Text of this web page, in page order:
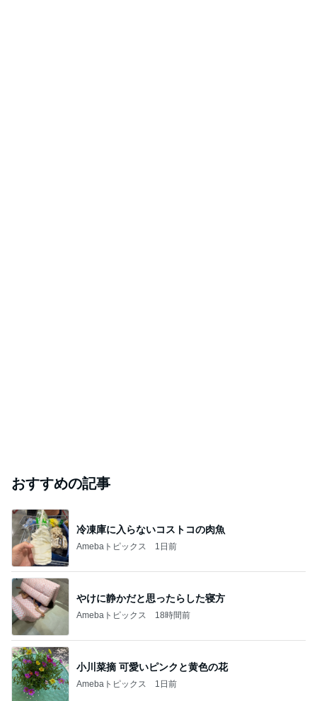
おすすめの記事
冷凍庫に入らないコストコの肉魚
Amebaトピックス 1日前
やけに静かだと思ったらした寝方
Amebaトピックス 18時間前
小川菜摘 可愛いピンクと黄色の花
Amebaトピックス 1日前